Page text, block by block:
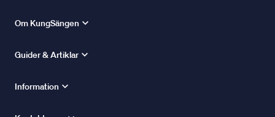
Om KungSängen
Guider & Artiklar
Information